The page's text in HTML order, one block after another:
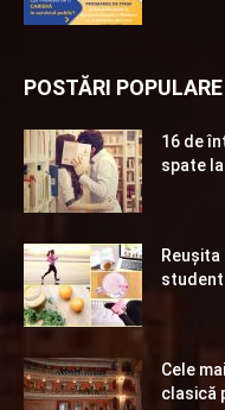
POSTĂRI POPULARE
16 de
spate
student
Cele
clasică